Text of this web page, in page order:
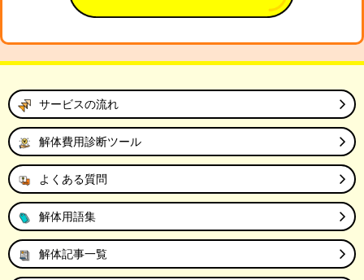
サービスの流れ
解体費用診断ツール
よくある質問
解体用語集
解体記事一覧